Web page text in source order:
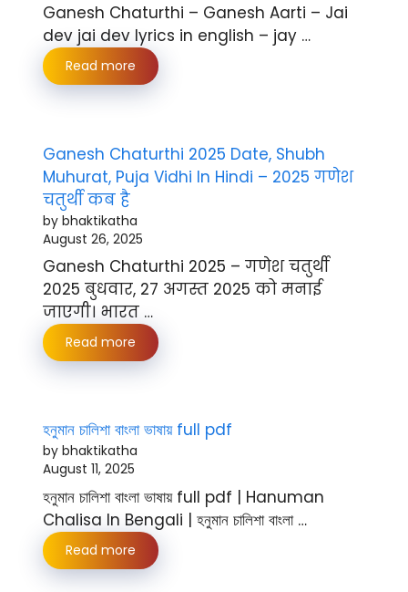
Ganesh Chaturthi – Ganesh Aarti – Jai
dev jai dev lyrics in english – jay …
Read more
Ganesh Chaturthi 2025 Date, Shubh
Muhurat, Puja Vidhi In Hindi – 2025 गणेश
चतुर्थी कब है
by bhaktikatha
August 26, 2025
Ganesh Chaturthi 2025 – गणेश चतुर्थी
2025 बुधवार, 27 अगस्त 2025 को मनाई
जाएगी। भारत …
Read more
হনুমান চালিশা বাংলা ভাষায় full pdf
by bhaktikatha
August 11, 2025
হনুমান চালিশা বাংলা ভাষায় full pdf | Hanuman
Chalisa In Bengali | হনুমান চালিশা বাংলা …
Read more